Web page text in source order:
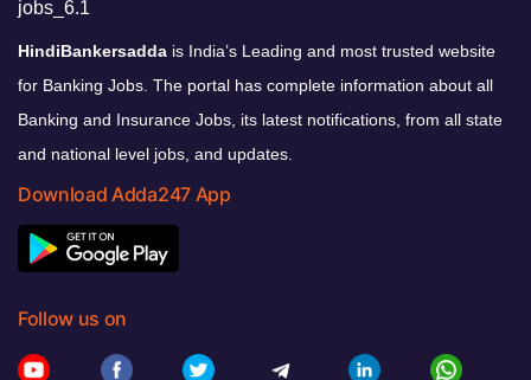
HindiBankersadda is India’s Leading and most trusted website
for Banking Jobs. The portal has complete information about all
Banking and Insurance Jobs, its latest notifications, from all state
and national level jobs, and updates.
Download Adda247 App
Follow us on